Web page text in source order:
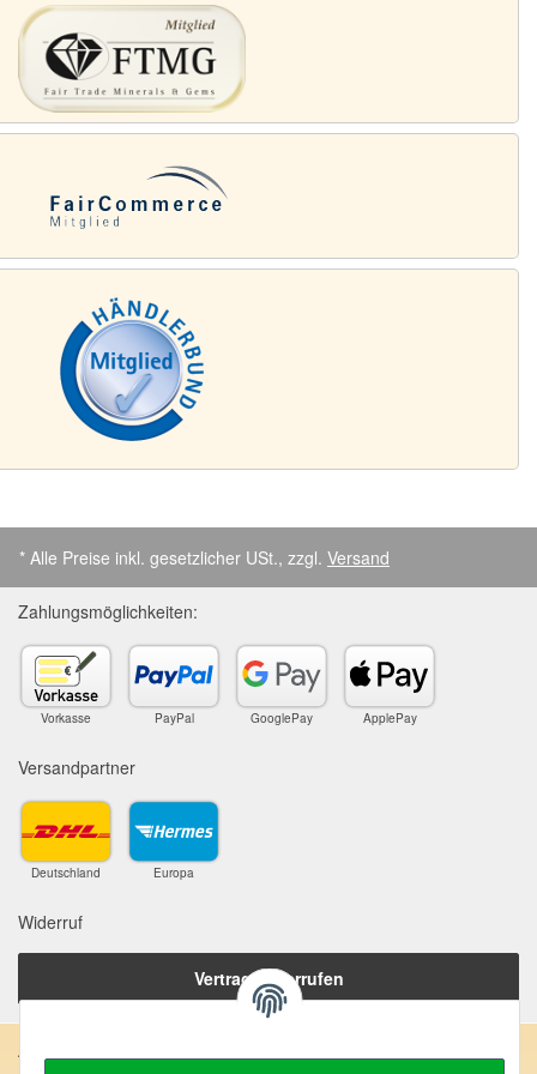
* Alle Preise inkl. gesetzlicher USt., zzgl. Versand
Zahlungsmöglichkeiten:
Vorkasse PayPal GooglePay ApplePay
Versandpartner
Deutschland Europa
Widerruf
Vertrag widerrufen
Anschrift: